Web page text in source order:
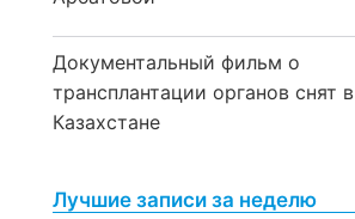
Документальный фильм о
трансплантации органов снят в
Казахстане
Лучшие записи за неделю